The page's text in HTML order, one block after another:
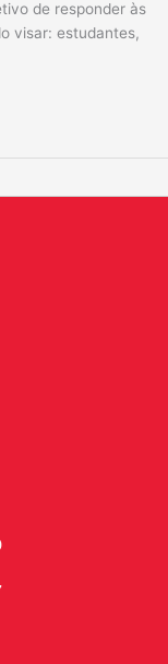
de responder às
visar: estudantes,